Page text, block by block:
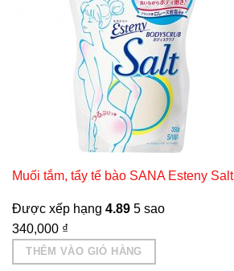
Muối tắm, tẩy tế bào SANA Esteny Salt
Được xếp hạng 4.895 sao
340,000 ₫
THÊM VÀO GIỎ HÀNG